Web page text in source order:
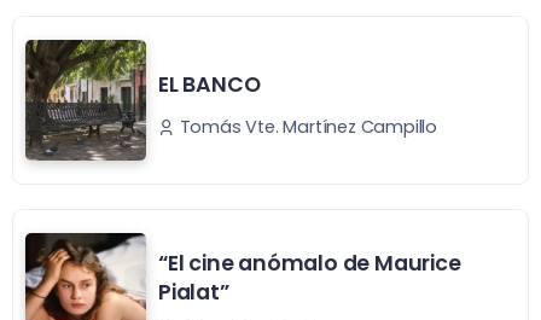
EL BANCO
Tomás Vte. Martínez Campillo
“El cine anómalo de Maurice
Pialat”